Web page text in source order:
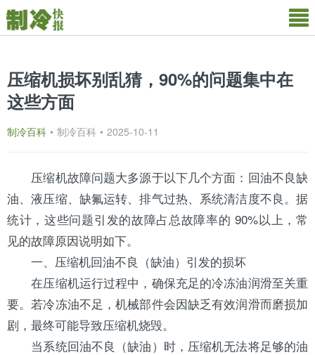
压缩机损坏别乱猜，90%的问题集中在
这些方面
制冷百科 • 制冷百科 • 2025-10-11
压缩机故障问题大多源于以下几个方面：回油不良缺
油、液压缩、缺氟运转、排气过热、系统清洁度不良。据
统计，这些问题引发的故障占总故障率的 90%以上，常
见的故障原因说明如下。
一、压缩机回油不良（缺油）引发的损坏
在压缩机运行过程中，确保充足的冷冻油润滑至关重
要。若冷冻油不足，机械部件会因缺乏有效润滑而磨损加
剧，最终可能导致压缩机烧毁。
当系统回油不良（缺油）时，压缩机无法将足够的油